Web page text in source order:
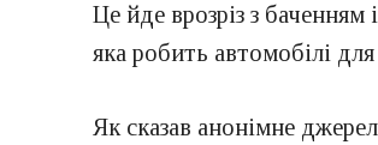
Це йде врозріз з баченням
яка робить автомобілі
Як сказав анонімне